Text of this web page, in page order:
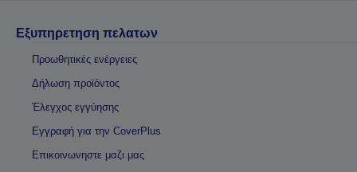
Εξυπηρετηση πελατων
Προωθητικές ενέργειες
Δήλωση προϊόντος
Έλεγχος εγγύησης
Εγγραφή για την CoverPlus
Επικοινωνηστε μαζι μας